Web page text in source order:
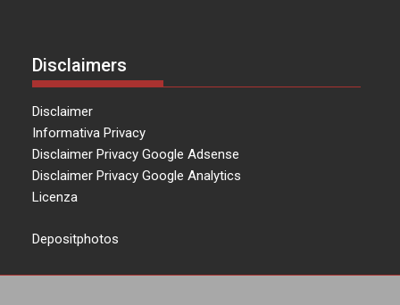
Disclaimers
Disclaimer
Informativa Privacy
Disclaimer Privacy Google Adsense
Disclaimer Privacy Google Analytics
Licenza
Depositphotos